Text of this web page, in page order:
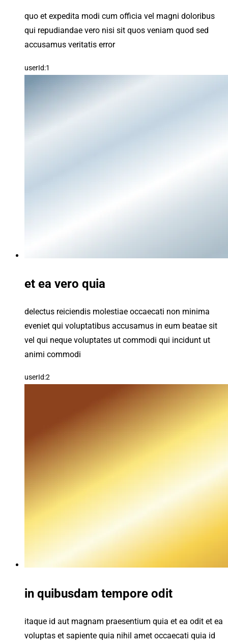
quo et expedita modi cum officia vel magni doloribus
qui repudiandae vero nisi sit quos veniam quod sed
accusamus veritatis error
userId:1
et ea vero quia
delectus reiciendis molestiae occaecati non minima
eveniet qui voluptatibus accusamus in eum beatae sit
vel qui neque voluptates ut commodi qui incidunt ut
animi commodi
userId:2
in quibusdam tempore odit
itaque id aut magnam praesentium quia et ea odit et ea
voluptas et sapiente quia nihil amet occaecati quia id